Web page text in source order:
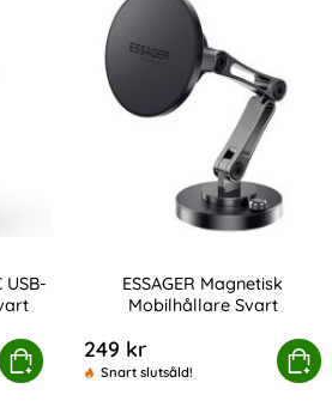
USB-
Köp C/USB-A Billaddare Svart
ESSAGER Magnetisk
Mobilhållare Svart
249 kr
Snart slutsåld!
Köp
ESSAGER Magnetisk